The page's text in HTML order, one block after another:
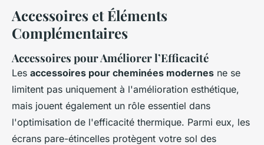
Accessoires et Éléments
Complémentaires
Accessoires pour Améliorer l’Efficacité
Les accessoires pour cheminées modernes ne se
limitent pas uniquement à l'amélioration esthétique,
mais jouent également un rôle essentiel dans
l'optimisation de l'efficacité thermique. Parmi eux, les
écrans pare-étincelles protègent votre sol des